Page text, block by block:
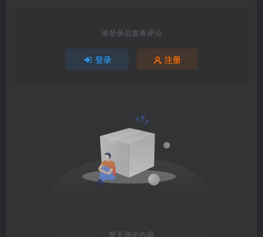
请登录后发表评论
登录 注册